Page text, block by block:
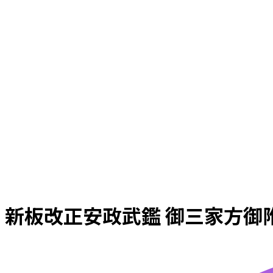
新板改正安政武鑑 御三家方御